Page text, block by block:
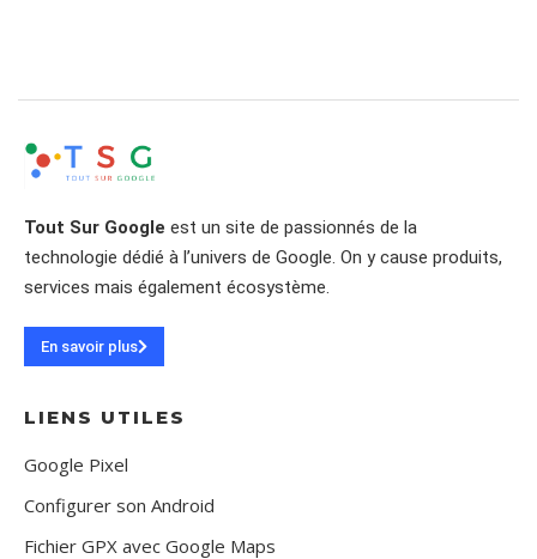
Tout Sur Google est un site de passionnés de la
technologie dédié à l’univers de Google. On y cause produits,
services mais également écosystème.
En savoir plus
LIENS UTILES
Google Pixel
Configurer son Android
Fichier GPX avec Google Maps